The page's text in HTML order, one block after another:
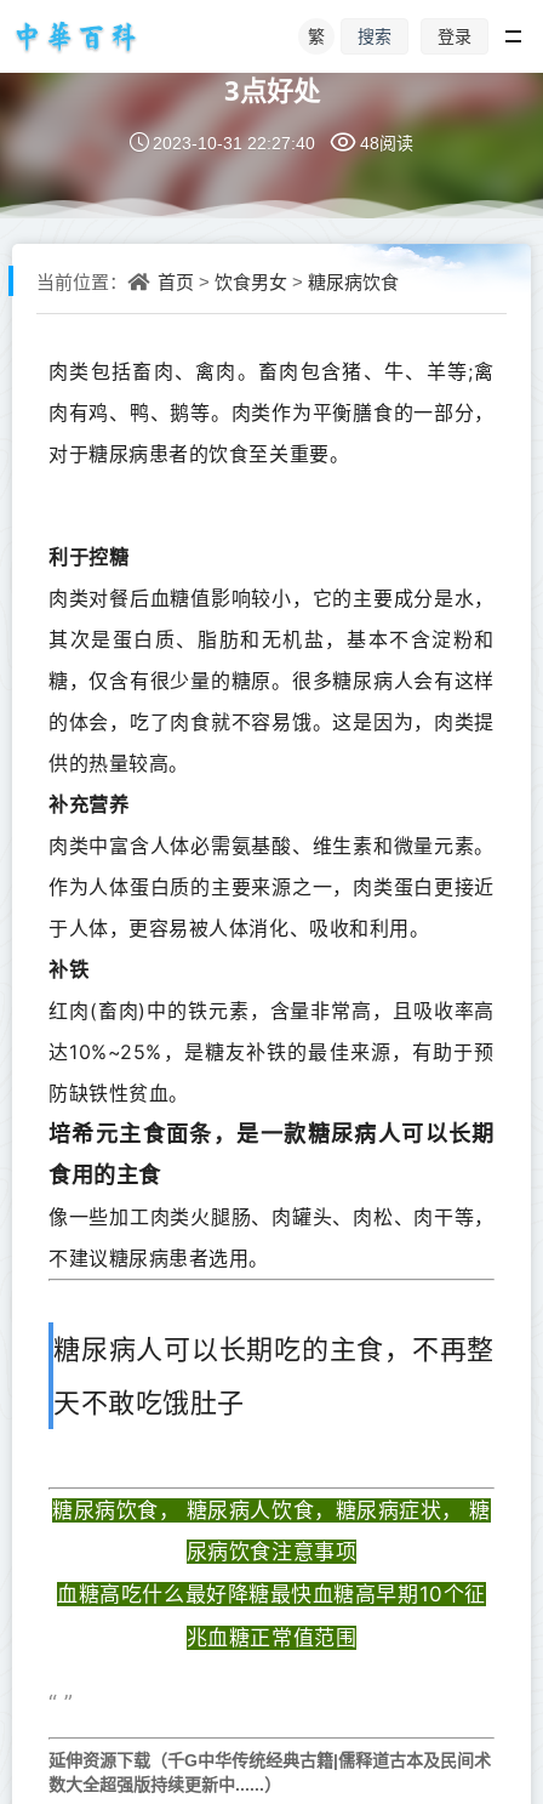
繁 搜索 登录
糖尿病人吃肉更有利于控制血糖，还有
3点好处
2023-10-31 22:27:40 48阅读
当前位置： 首页 > 饮食男女 > 糖尿病饮食
肉类包括畜肉、禽肉。畜肉包含猪、牛、羊等;禽
肉有鸡、鸭、鹅等。肉类作为平衡膳食的一部分，
对于糖尿病患者的饮食至关重要。
利于控糖
肉类对餐后血糖值影响较小，它的主要成分是水，
其次是蛋白质、脂肪和无机盐，基本不含淀粉和
糖，仅含有很少量的糖原。很多糖尿病人会有这样
的体会，吃了肉食就不容易饿。这是因为，肉类提
供的热量较高。
补充营养
肉类中富含人体必需氨基酸、维生素和微量元素。
作为人体蛋白质的主要来源之一，肉类蛋白更接近
于人体，更容易被人体消化、吸收和利用。
补铁
红肉(畜肉)中的铁元素，含量非常高，且吸收率高
达10%~25%，是糖友补铁的最佳来源，有助于预
防缺铁性贫血。
培希元主食面条，是一款糖尿病人可以长期
食用的主食
像一些加工肉类火腿肠、肉罐头、肉松、肉干等，
不建议糖尿病患者选用。
糖尿病人可以长期吃的主食，不再整
天不敢吃饿肚子
糖尿病饮食， 糖尿病人饮食，糖尿病症状， 糖
尿病饮食注意事项
血糖高吃什么最好降糖最快血糖高早期10个征
兆血糖正常值范围
“ ”
延伸资源下载（千G中华传统经典古籍|儒释道古本及民间术
数大全超强版持续更新中......）